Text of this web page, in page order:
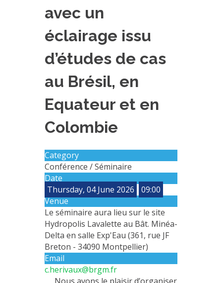
DOCTORAL TRAINING
THESES IN PROGRESS
PRODUCTION
METHODS AND TOOLS
PUBLICATIONS SUR HAL
THESES
WORKING PAPERS
THEMATIC NOTES
FOR THE PUBLIC
avec un
éclairage issu
d’études de cas
au Brésil, en
Equateur et en
Colombie
Category
Conférence / Séminaire
Date
Thursday, 04 June 2026
09:00
Venue
Le séminaire aura lieu sur le site
Hydropolis Lavalette au Bât. Minéa-
Delta en salle Exp'Eau (361, rue JF
Breton - 34090 Montpellier)
Email
c.herivaux@brgm.fr